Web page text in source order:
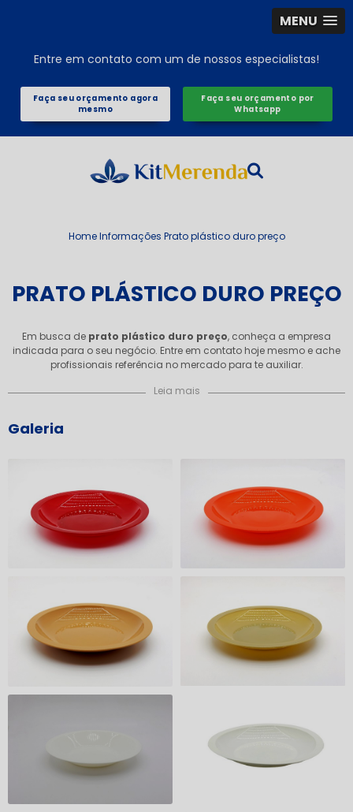
MENU
Entre em contato com um de nossos especialistas!
Faça seu orçamento agora
mesmo
Faça seu orçamento por
Whatsapp
Home Informações Prato plástico duro preço
PRATO PLÁSTICO DURO PREÇO
Em busca de prato plástico duro preço, conheça a empresa
indicada para o seu negócio. Entre em contato hoje mesmo e ache
profissionais referência no mercado para te auxiliar.
Leia mais
Galeria